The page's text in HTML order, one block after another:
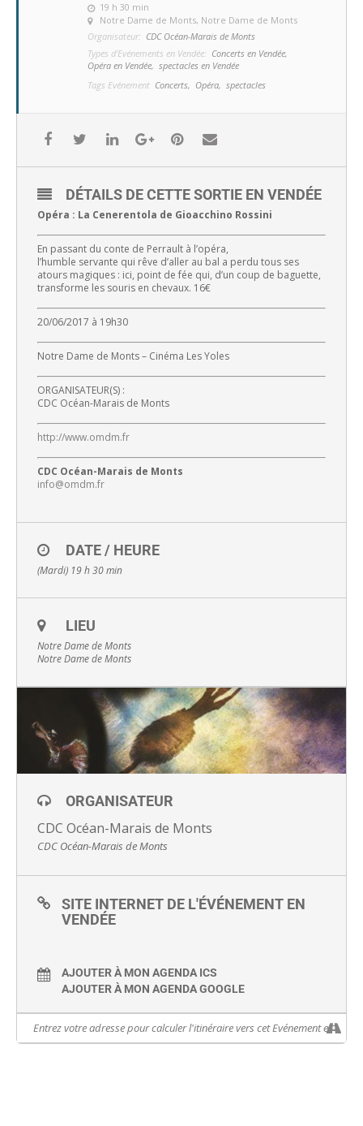
19 h 30 min
Notre Dame de Monts, Notre Dame de Monts
Organisateur: CDC Océan-Marais de Monts
Types d'Evénements en Vendée: Concerts en Vendée,
Opéra en Vendée, spectacles en Vendée
Tags Evénement Concerts, Opéra, spectacles
DÉTAILS DE CETTE SORTIE EN VENDÉE
Opéra : La Cenerentola de Gioacchino Rossini
En passant du conte de Perrault à l’opéra,
l’humble servante qui rêve d’aller au bal a perdu tous ses
atours magiques : ici, point de fée qui, d’un coup de baguette,
transforme les souris en chevaux. 16€
20/06/2017 à 19h30
Notre Dame de Monts – Cinéma Les Yoles
ORGANISATEUR(S) :
CDC Océan-Marais de Monts
http://www.omdm.fr
CDC Océan-Marais de Monts
info@omdm.fr
DATE / HEURE
(Mardi) 19 h 30 min
LIEU
Notre Dame de Monts
Notre Dame de Monts
ORGANISATEUR
CDC Océan-Marais de Monts
CDC Océan-Marais de Monts
SITE INTERNET DE L'ÉVÉNEMENT EN
VENDÉE
AJOUTER À MON AGENDA ICS
AJOUTER À MON AGENDA GOOGLE